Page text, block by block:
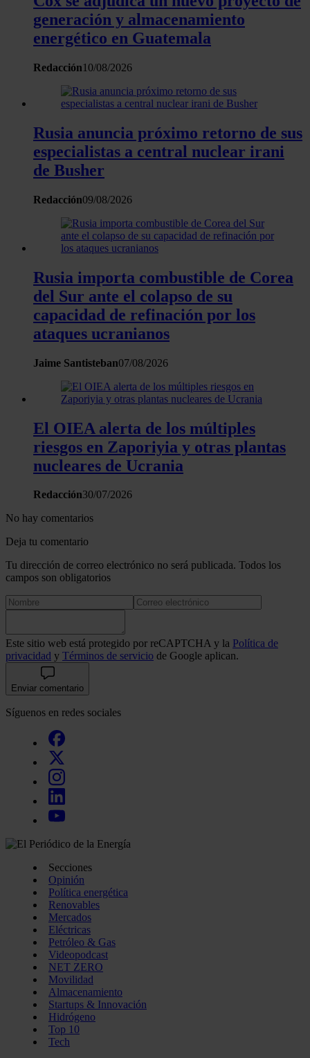
Las cookies de este sitio web se usan para personalizar el
contenido y los anuncios, ofrecer funciones de redes
analizar el tráfico. Además, compartimos información sobre
sociales, publicidad y análisis web, quienes pueden
con otra información que les haya proporcionado o que
recopilado a partir del uso que haya hecho de sus servicios.
generación y almacenamiento
energético en Guatemala
Redacción10/08/2026
Rusia anuncia próximo retorno de sus
especialistas a central nuclear irani
de Busher
Redacción09/08/2026
Rusia importa combustible de Corea
del Sur ante el colapso de su
capacidad de refinación por los
ataques ucranianos
Jaime Santisteban07/08/2026
El OIEA alerta de los múltiples
riesgos en Zaporiyia y otras plantas
nucleares de Ucrania
Redacción30/07/2026
No hay comentarios
Deja tu comentario
Tu dirección de correo electrónico no será publicada. Todos los
campos son obligatorios
Este sitio web está protegido por reCAPTCHA y la Política de
privacidad y Términos de servicio de Google aplican.
Enviar comentario
Síguenos en redes sociales
Secciones
Opinión
Política energética
Renovables
Mercados
Eléctricas
Petróleo & Gas
Videopodcast
NET ZERO
Movilidad
Almacenamiento
Startups & Innovación
Hidrógeno
Top 10
Tech